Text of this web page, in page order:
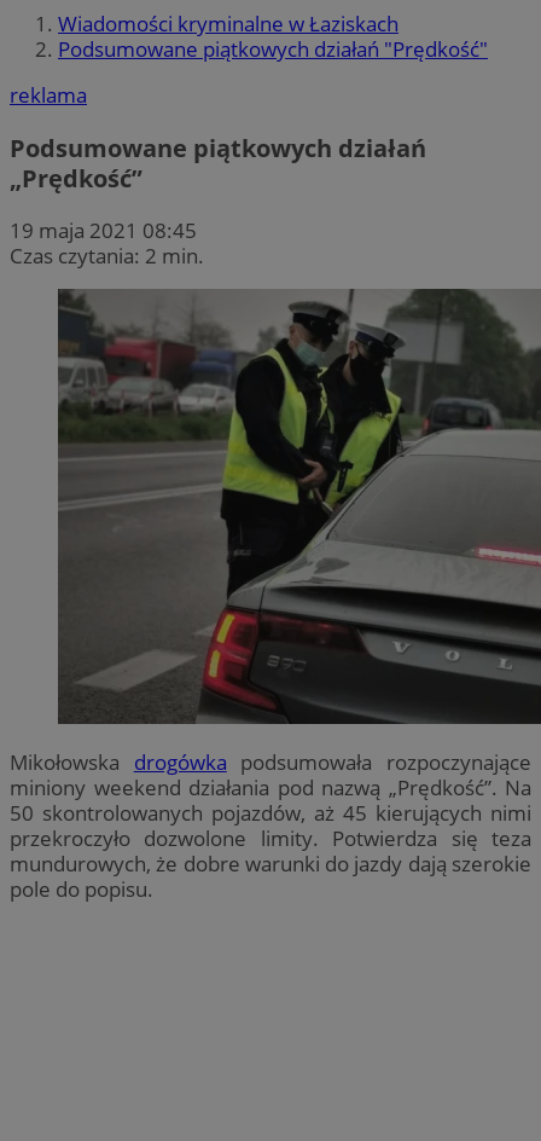
Wiadomości kryminalne w Łaziskach
Podsumowane piątkowych działań "Prędkość"
reklama
Podsumowane piątkowych działań
„Prędkość”
19 maja 2021 08:45
Czas czytania: 2 min.
Mikołowska drogówka podsumowała rozpoczynające
miniony weekend działania pod nazwą „Prędkość”. Na
50 skontrolowanych pojazdów, aż 45 kierujących nimi
przekroczyło dozwolone limity. Potwierdza się teza
mundurowych, że dobre warunki do jazdy dają szerokie
pole do popisu.